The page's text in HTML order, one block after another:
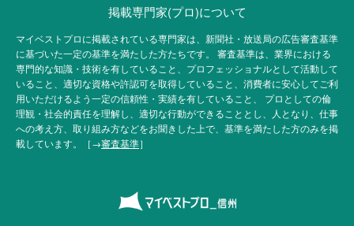
掲載専門家(プロ)について
マイベストプロに掲載されている専門家は、新聞社・放送局の広告審査基準
に基づいた一定の基準を満たした方たちです。 審査基準は、業界における
専門的な知識・技術を有していること、プロフェッショナルとして活動して
いること、適切な資格や許認可を取得していること、消費者に安心してご利
用いただけるよう一定の信頼性・実績を有していること、 プロとしての倫
理観・社会的責任を理解し、適切な行動ができることとし、人となり、仕事
への考え方、取り組み方などをお聞きした上で、基準を満たした方のみを掲
載しています。［→審査基準］